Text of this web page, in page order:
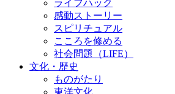
ライフハック
感動ストーリー
スピリチュアル
こころを修める
社会問題（LIFE）
文化・歴史
ものがたり